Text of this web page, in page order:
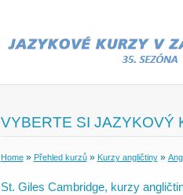
VYBERTE SI JAZYKOVÝ
Home» Přehled kurzů» Kurzy angličtiny»
St. Giles Cambridge, kurzy